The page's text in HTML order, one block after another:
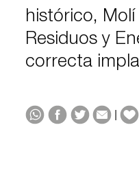
histórico,
Residuos y
correcta
|